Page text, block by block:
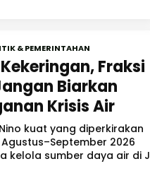
& PEMERINTAHAN
Fraksi
Biarkan
Krisis Air
kuat yang diperkirakan
2026
kelola sumber daya air di J